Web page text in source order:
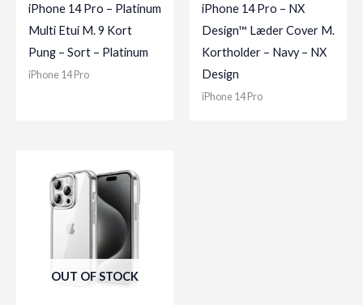
iPhone 14 Pro – Platinum
Multi Etui M. 9 Kort
Pung – Sort – Platinum
iPhone 14 Pro
iPhone 14 Pro – NX
Design™ Læder Cover M.
Kortholder – Navy – NX
Design
iPhone 14 Pro
OUT OF STOCK